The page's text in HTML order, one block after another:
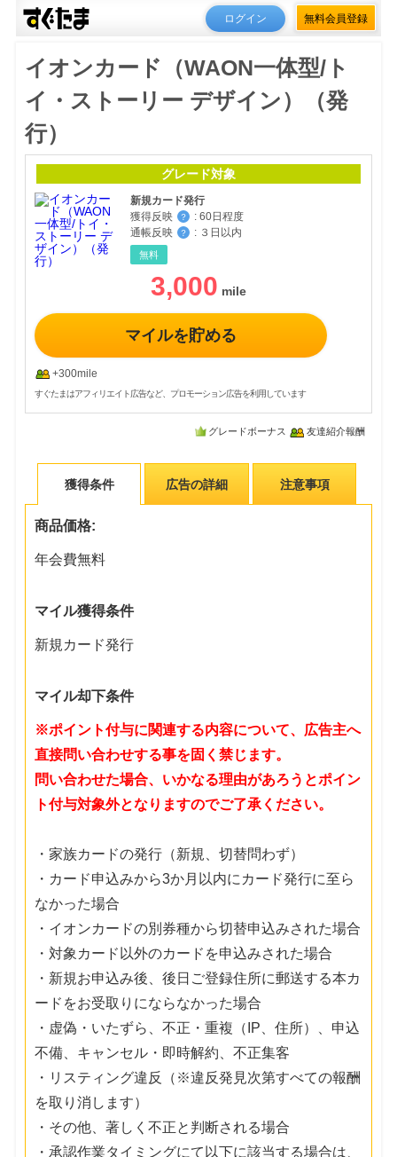
ログイン 無料会員登録
イオンカード（WAON一体型/ト
イ・ストーリー デザイン）（発
行）
グレード対象
新規カード発行
獲得反映
？ : 60日程度
通帳反映
？ : ３日以内
無料
3,000
マイルを貯める
+300mile
すぐたまはアフィリエイト広告など、プロモーション広告を利用しています
グレードボーナス 友達紹介報酬
獲得条件 広告の詳細 注意事項
商品価格:
年会費無料
マイル獲得条件
新規カード発行
マイル却下条件
※ポイント付与に関連する内容について、広告主へ
直接問い合わせする事を固く禁じます。
問い合わせた場合、いかなる理由があろうとポイン
ト付与対象外となりますのでご了承ください。
・家族カードの発行（新規、切替問わず）
・カード申込みから3か月以内にカード発行に至ら
なかった場合
・イオンカードの別券種から切替申込みされた場合
・対象カード以外のカードを申込みされた場合
・新規お申込み後、後日ご登録住所に郵送する本カ
ードをお受取りにならなかった場合
・虚偽・いたずら、不正・重複（IP、住所）、申込
不備、キャンセル・即時解約、不正集客
・リスティング違反（※違反発見次第すべての報酬
を取り消します）
・その他、著しく不正と判断される場合
・承認作業タイミングにて以下に該当する場合は、